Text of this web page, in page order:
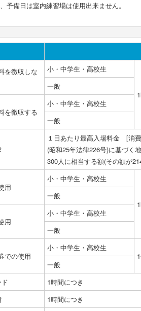
予備日は室内練習場は使用出来ません。
を徴収しな
小・中学生・高校生
一般
を徴収する
小・中学生・高校生
一般
１日あたり最高入場料金 [消
(昭和25年法律226号)に基づく
300人に相当する額(その額が
用
小・中学生・高校生
一般
用
小・中学生・高校生
一般
での使用
小・中学生・高校生
一般
1時間につき
1時間につき